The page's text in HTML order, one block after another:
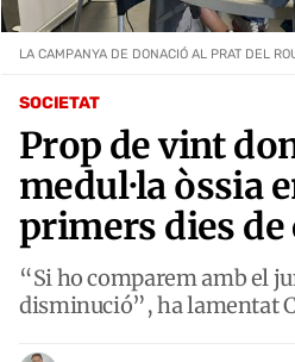
SOCIETAT
Prop de vint
medul·la òssia
primers dies de
“Si ho comparem amb el
disminució”, ha lamentat
LA CAMPANYA DE DONACIÓ AL PRAT DEL